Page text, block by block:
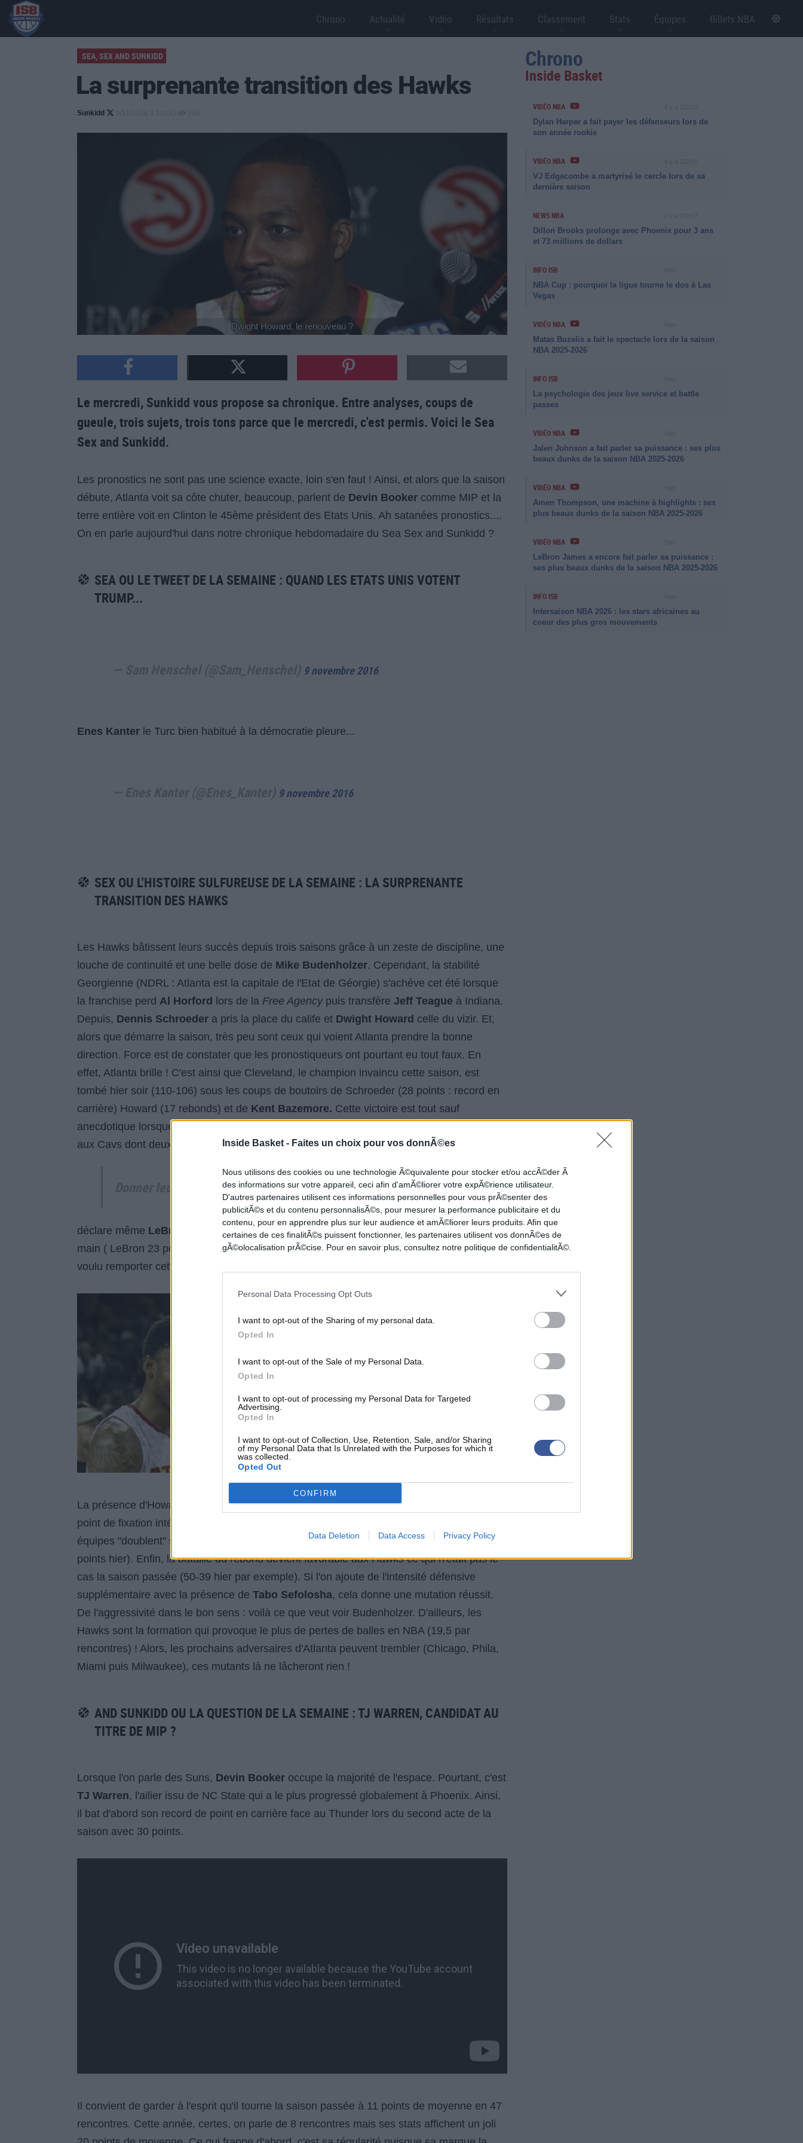
Inside Basket - Faites un choix pour vos donnÃ©es
Nous utilisons des cookies ou une technologie Ã©quivalente pour stocker et/ou accÃ©der Ã
des informations sur votre appareil, ceci afin d'amÃ©liorer votre expÃ©rience utilisateur.
D'autres partenaires utilisent ces informations personnelles pour vous prÃ©senter des
publicitÃ©s et du contenu personnalisÃ©s, pour mesurer la performance publicitaire et du
contenu, pour en apprendre plus sur leur audience et amÃ©liorer leurs produits. Afin que
certaines de ces finalitÃ©s puissent fonctionner, les partenaires utilisent vos donnÃ©es de
gÃ©olocalisation prÃ©cise. Pour en savoir plus, consultez notre politique de confidentialitÃ©.
Personal Data Processing Opt Outs
I want to opt-out of the Sharing of my personal data.
Opted In
I want to opt-out of the Sale of my Personal Data.
Opted In
I want to opt-out of processing my Personal Data for Targeted
Advertising.
Opted In
I want to opt-out of Collection, Use, Retention, Sale, and/or Sharing
of my Personal Data that Is Unrelated with the Purposes for which it
was collected.
Opted Out
CONFIRM
Data Deletion Data Access Privacy Policy
Chrono Actualité Vidéo Résultats Classement Stats Équipes Billets NBA
SEA, SEX AND SUNKIDD
La surprenante transition des Hawks
Sunkidd
Dwight Howard, le renouveau ?
Le mercredi, Sunkidd vous propose sa chronique. Entre analyses, coups de
gueule, trois sujets, trois tons parce que le mercredi, c'est permis. Voici le Sea
Sex and Sunkidd.
Les pronostics ne sont pas une science exacte, loin s'en faut ! Ainsi, et alors que la saison
débute, Atlanta voit sa côte chuter, beaucoup, parlent de Devin Booker comme MIP et la
terre entière voit en Clinton le 45ème président des Etats Unis. Ah satanées pronostics....
On en parle aujourd'hui dans notre chronique hebdomadaire du Sea Sex and Sunkidd ?
SEA OU LE TWEET DE LA SEMAINE : QUAND LES ETATS UNIS VOTENT
TRUMP...
9 novembre 2016
Enes Kanter le Turc bien habitué à la démocratie pleure...
9 novembre 2016
SEX OU L'HISTOIRE SULFUREUSE DE LA SEMAINE : LA SURPRENANTE
TRANSITION DES HAWKS
Les Hawks bâtissent leurs succès depuis trois saisons grâce à un zeste de discipline, une
louche de continuité et une belle dose de Mike Budenholzer. Cependant, la stabilité
Georgienne (NDRL : Atlanta est la capitale de l'Etat de Géorgie) s'achève cet été lorsque
la franchise perd Al Horford lors de la Free Agencypuis transfère Jeff Teague à Indiana.
Depuis, Dennis Schroeder a pris la place du calife et Dwight Howard celle du vizir. Et,
alors que démarre la saison, très peu sont ceux qui voient Atlanta prendre la bonne
direction. Force est de constater que les pronostiqueurs ont pourtant eu tout faux. En
effet, Atlanta brille ! C'est ainsi que Cleveland, le champion invaincu cette saison, est
tombé hier soir (110-106) sous les coups de boutoirs de Schroeder (28 points : record en
carrière) Howard (17 rebonds) et de Kent Bazemore. Cette victoire est tout sauf
anecdotique lorsque l'on sait que
aux Cavs dont deux
en playoffs !
Donner leur du crédit !
déclare même LeBron James
. En effet, les Cavs sont tombés cette nuit les armes à la
main ( LeBron 23 points,
Kyrie Irving29 et Kevin Love 24). C'est peu dire si Cleveland a
voulu remporter cette rencontre.
La présence d'Howard est le vrai tournant. D'abord, cette dernière permet d'avoir un vrai
point de fixation intérieur pour les shooteurs extérieurs. Ensuite, et parfois, certaines
équipes "doublent" sur lui ce qui laisse de l'espace au très dangereuxPaul Millsap (21
points hier). Enfin, la bataille du rebond devient favorable aux Hawks ce qui n'était pas le
cas la saison passée (50-39 hier par exemple). Si l'on ajoute de l'intensité défensive
supplémentaire avec la présence de Tabo Sefolosha, cela donne une mutation réussit.
De l'aggressivité dans le bon sens : voilà ce que veut voir Budenholzer. D'ailleurs, les
Hawks sont la formation qui provoque le plus de pertes de balles en NBA (19,5 par
rencontres) ! Alors, les prochains adversaires d'Atlanta peuvent trembler (Chicago, Phila,
Miami puis Milwaukee), ces mutants là ne lâcheront rien !
AND SUNKIDD OU LA QUESTION DE LA SEMAINE : TJ WARREN, CANDIDAT AU
TITRE DE MIP ?
Lorsque l'on parle des Suns, Devin Booker occupe la majorité de l'espace. Pourtant, c'est
TJ Warren, l'ailier issu de NC State qui a le plus progressé globalement à Phoenix. Ainsi,
il bat d'abord son record de point en carrière face au Thunder lors du second acte de la
saison avec 30 points.
Il convient de garder à l'esprit qu'il tourne la saison passée à 11 points de moyenne en 47
rencontres. Cette année, certes, on parle de 8 rencontres mais ses stats affichent un joli
Chrono
Inside Basket
VIDÉO NBA
Dylan Harper a fait payer les défenseurs lors de
son année rookie
VIDÉO NBA
VJ Edgecombe a martyrisé le cercle lors de sa
dernière saison
NEWS NBA
Dillon Brooks prolonge avec Phoenix pour 3 ans
et 73 millions de dollars
INFO ISB
NBA Cup : pourquoi la ligue tourne le dos à Las
Vegas
VIDÉO NBA
Matas Buzelis a fait le spectacle lors de la saison
NBA 2025-2026
INFO ISB
La psychologie des jeux live service et battle
passes
VIDÉO NBA
Jalen Johnson a fait parler sa puissance : ses plus
beaux dunks de la saison NBA 2025-2026
VIDÉO NBA
Amen Thompson, une machine à highlights : ses
plus beaux dunks de la saison NBA 2025-2026
VIDÉO NBA
LeBron James a encore fait parler sa puissance :
ses plus beaux dunks de la saison NBA 2025-2026
INFO ISB
Intersaison NBA 2026 : les stars africaines au
coeur des plus gros mouvements